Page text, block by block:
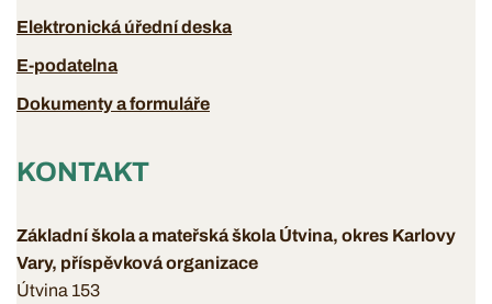
Elektronická úřední deska
E-podatelna
Dokumenty a formuláře
KONTAKT
Základní škola a mateřská škola Útvina, okres Karlovy
Vary, příspěvková organizace
Útvina 153